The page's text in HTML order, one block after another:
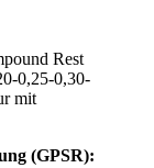
Rest
0,25-0,30-
mit
(GPSR):